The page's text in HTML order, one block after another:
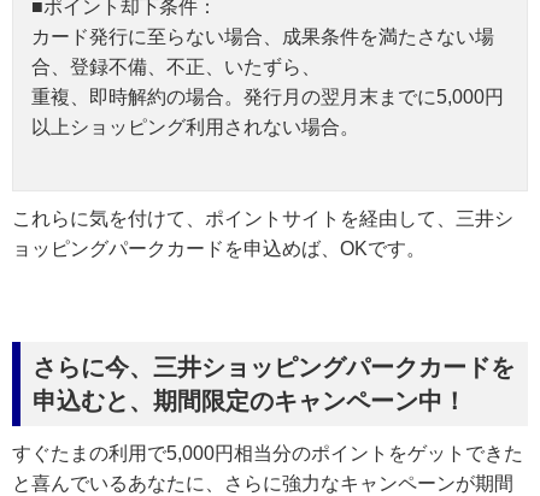
■ポイント却下条件：
カード発行に至らない場合、成果条件を満たさない場
合、登録不備、不正、いたずら、
重複、即時解約の場合。発行月の翌月末までに5,000円
以上ショッピング利用されない場合。
これらに気を付けて、ポイントサイトを経由して、三井シ
ョッピングパークカードを申込めば、OKです。
さらに今、三井ショッピングパークカードを
申込むと、期間限定のキャンペーン中！
すぐたまの利用で5,000円相当分のポイントをゲットできた
と喜んでいるあなたに、さらに強力なキャンペーンが期間